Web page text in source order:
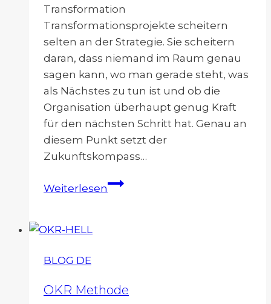
Transformation
Transformationsprojekte scheitern
selten an der Strategie. Sie scheitern
daran, dass niemand im Raum genau
sagen kann, wo man gerade steht, was
als Nächstes zu tun ist und ob die
Organisation überhaupt genug Kraft
für den nächsten Schritt hat. Genau an
diesem Punkt setzt der
Zukunftskompass…
WeiterlesenDer
BLOG DE
OKR Methode